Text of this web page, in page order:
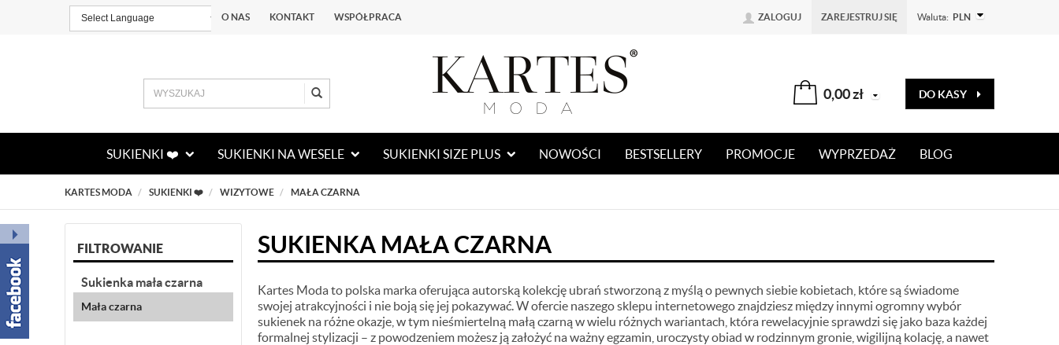
O NAS KONTAKT WSPÓŁPRACA ZALOGUJ ZAREJESTRUJ SIĘ Waluta: PLN
0,00zł DO KASY
SUKIENKI ❤️ SUKIENKI NA WESELE SUKIENKI SIZE PLUS NOWOŚCI BESTSELLERY PROMOCJE WYPRZEDAŻ BLOG
KARTES MODA SUKIENKI ❤️ WIZYTOWE MAŁA CZARNA
FILTROWANIE
Sukienka mała czarna
Mała czarna
SUKIENKA MAŁA CZARNA
Kartes Moda to polska marka oferująca autorską kolekcję ubrań stworzoną z myślą o pewnych siebie kobietach, które są świadome
swojej atrakcyjności i nie boją się jej pokazywać. W ofercie naszego sklepu internetowego znajdziesz między innymi ogromny wybór
sukienek na różne okazje, w tym nieśmiertelną małą czarną w wielu różnych wariantach, która rewelacyjnie sprawdzi się jako baza każdej
formalnej stylizacji – z powodzeniem możesz ją założyć na ważny egzamin, uroczysty obiad w rodzinnym gronie, wigilijną kolację, a nawet